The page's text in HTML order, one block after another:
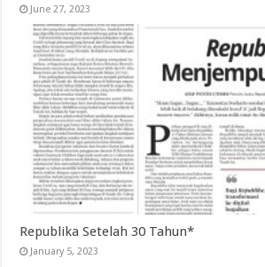
June 27, 2023
Republika Setelah 30 Tahun*
January 5, 2023